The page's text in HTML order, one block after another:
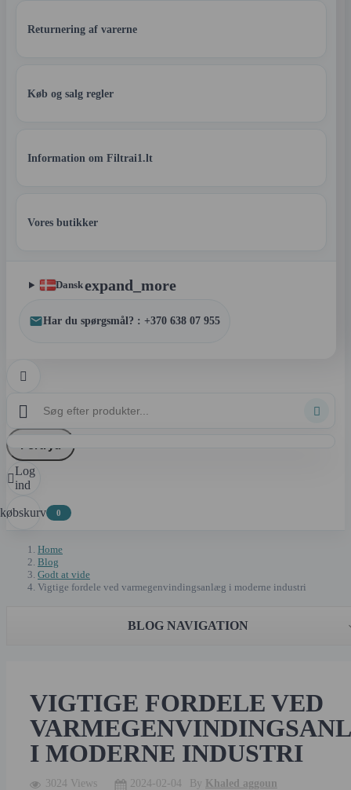
Returnering af varerne
Køb og salg regler
Information om Filtrai1.lt
Vores butikker
Danskexpand_more
Har du spørgsmål? : +370 638 07 955

 

Log
ind
0
Home
Blog
Godt at vide
Vigtige fordele ved varmegenvindingsanlæg i moderne industri
BLOG NAVIGATION
VIGTIGE FORDELE VED
I MODERNE INDUSTRI
3024 Views 2024-02-04 By Khaled aggoun